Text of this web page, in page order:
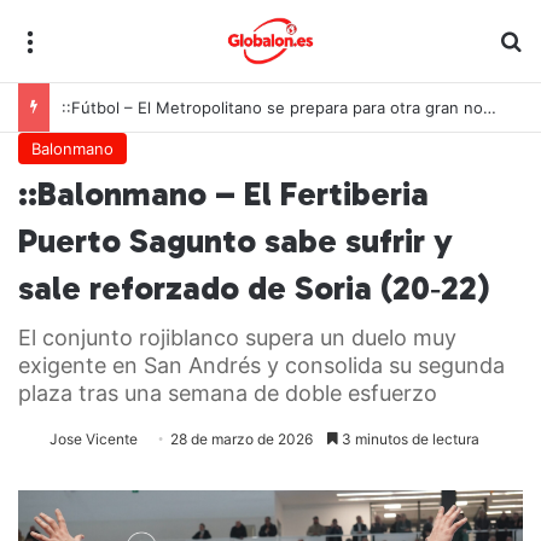
::Fútbol – El Metropolitano se prepara para otra gran noche de la Roja ante Inglaterra
Balonmano
::Balonmano – El Fertiberia
Puerto Sagunto sabe sufrir y
sale reforzado de Soria (20‑22)
El conjunto rojiblanco supera un duelo muy
exigente en San Andrés y consolida su segunda
plaza tras una semana de doble esfuerzo
Jose Vicente 28 de marzo de 2026 3 minutos de lectura